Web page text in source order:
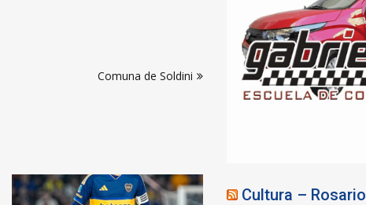
Comuna de Soldini
Cultura – Rosario